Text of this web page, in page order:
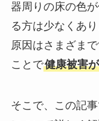
器周りの床の色
る方は少なくあ
原因はさまざま
ことで健康被害
そこで、この記